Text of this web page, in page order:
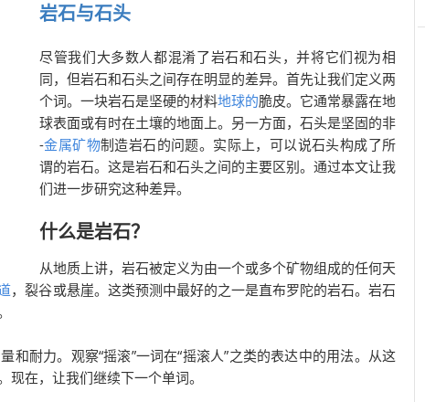
岩石与石头
尽管我们大多数人都混淆了岩石和石头，并将它们视为相
同，但岩石和石头之间存在明显的差异。首先让我们定义两
个词。一块岩石是坚硬的材料地球的脆皮。它通常暴露在地
球表面或有时在土壤的地面上。另一方面，石头是坚固的非
-金属矿物制造岩石的问题。实际上，可以说石头构成了所
谓的岩石。这是岩石和石头之间的主要区别。通过本文让我
们进一步研究这种差异。
什么是岩石？
从地质上讲，岩石被定义为由一个或多个矿物组成的任何天
，裂谷或悬崖。这类预测中最好的之一是直布罗陀的岩石。岩石
和耐力。观察“摇滚”一词在“摇滚人”之类的表达中的用法。从这
在，让我们继续下一个单词。